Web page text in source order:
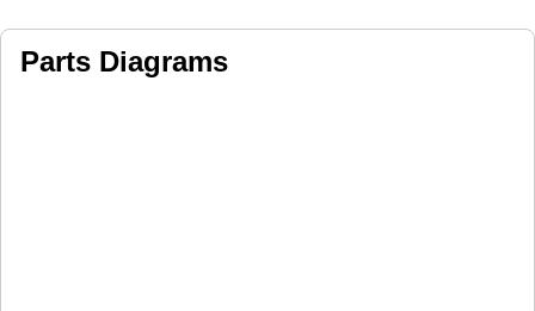
Parts Diagrams